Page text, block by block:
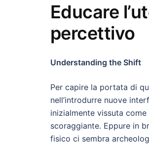
Educare
percettivo
Understanding the Shift
Per capire la portata di
nell’introdurre nuove
inizialmente vissuta
scoraggiante. Eppure in
fisico ci sembra